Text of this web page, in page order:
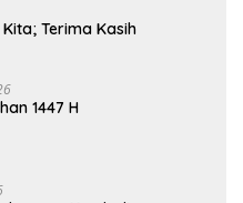
Terima Kasih
1447 H